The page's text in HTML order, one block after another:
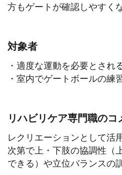
方もゲートが確認しやすく
対象者
・適度な運動を必要とされ
・室内でゲートボールの練
リハビリケア専門職のコ
レクリエーションとして活
次第で上・下肢の協調性（
できる）や立位バランスの